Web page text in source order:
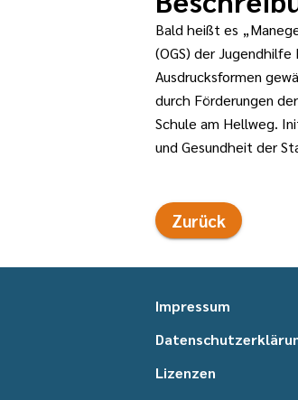
Bald heißt es
(OGS) der
Ausdrucksformen
durch Förderungen
Schule am Hellweg.
und Gesundheit der
Zurück
Impressum
Lizenzen